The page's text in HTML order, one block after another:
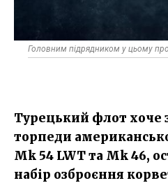
Головним підрядником у цьому
Турецький флот хоче
торпеди
Mk 54 LWT та Мk 46,
набір озброєння